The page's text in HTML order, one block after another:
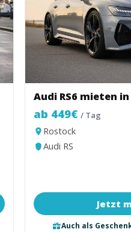
Audi RS6 mieten
ab 449€ / Tag
Rostock
Audi RS
Jetzt
Auch als